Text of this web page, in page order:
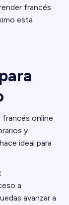
francés
esta
francés online
y
ideal para
a
avanzar a